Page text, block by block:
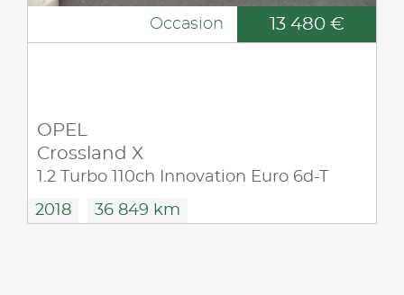
Occasion 13 480 €
OPEL
Crossland X
1.2 Turbo 110ch Innovation Euro 6d-T
2018 36 849 km